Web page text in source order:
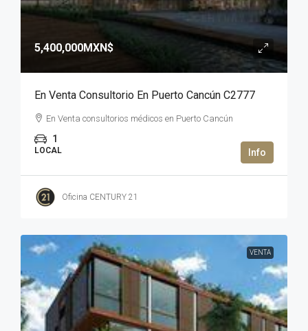
5,400,000MXN$
En Venta Consultorio En Puerto Cancún C2777
En Venta consultorios médicos en Puerto Cancún
1
LOCAL
Oficina CENTURY 21
VENTA